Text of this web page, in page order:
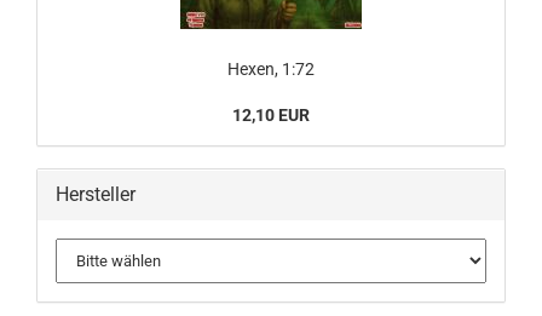
Hexen, 1:72
12,10 EUR
Hersteller